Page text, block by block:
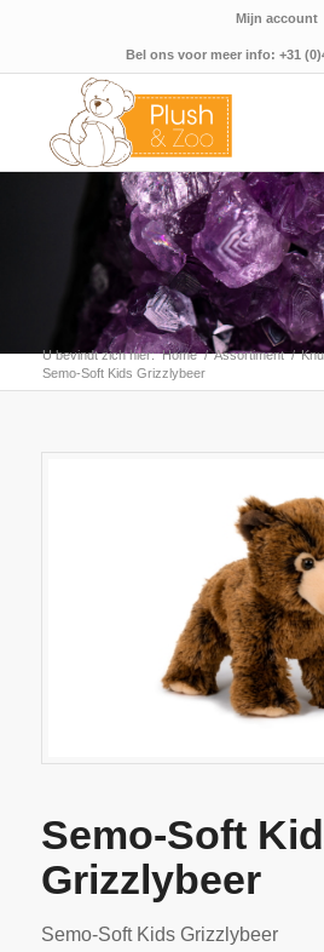
Mijn account
Bel ons voor meer info: +31
U bevindt zich hier: Home / Assortiment /
Semo-Soft Kids Grizzlybeer
Semo-Soft
Grizzlybeer
Semo-Soft Kids Grizzlybeer